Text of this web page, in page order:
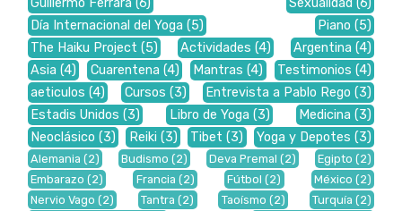
Guillermo Ferrara (6) Sexualidad (6)
Día Internacional del Yoga (5) Piano (5)
The Haiku Project (5) Actividades (4) Argentina (4)
Asia (4) Cuarentena (4) Mantras (4) Testimonios (4)
aeticulos (4) Cursos (3) Entrevista a Pablo Rego (3)
Estadis Unidos (3) Libro de Yoga (3) Medicina (3)
Neoclásico (3) Reiki (3) Tibet (3) Yoga y Depotes (3)
Alemania (2) Budismo (2) Deva Premal (2) Egipto (2)
Embarazo (2) Francia (2) Fútbol (2) México (2)
Nervio Vago (2) Tantra (2) Taoísmo (2) Turquía (2)